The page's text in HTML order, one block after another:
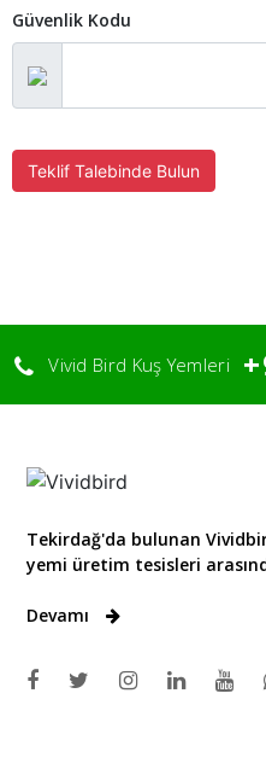
Güvenlik Kodu
Teklif Talebinde Bulun
Vivid Bird Kuş Yemleri
Tekirdağ'da bulunan
yemi üretim tesisleri
Devamı